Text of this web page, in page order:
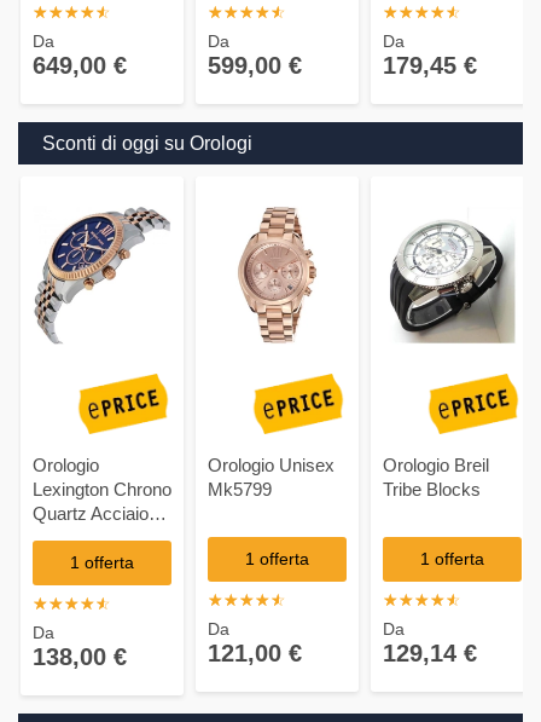
☆☆☆☆☆
★★★★★
Da
649,00 €
☆☆☆☆☆
★★★★★
Da
599,00 €
☆☆☆☆☆
★★★★★
Da
179,45 €
Sconti di oggi su Orologi
Orologio
Lexington Chrono
Quartz Acciaio
Mk8412
1 offerta
☆☆☆☆☆
★★★★★
Da
138,00 €
Orologio Unisex
Mk5799
1 offerta
☆☆☆☆☆
★★★★★
Da
121,00 €
Orologio Breil
Tribe Blocks
1 offerta
☆☆☆☆☆
★★★★★
Da
129,14 €